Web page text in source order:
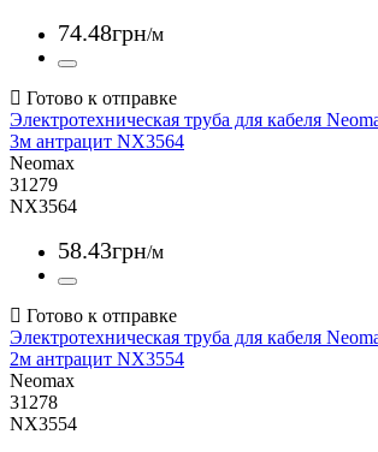
74.48грн/м
Электротехническая труба для кабеля
3м антрацит NX3564
Neomax
31279
NX3564
58.43грн/м
Электротехническая труба для кабеля
2м антрацит NX3554
Neomax
31278
NX3554